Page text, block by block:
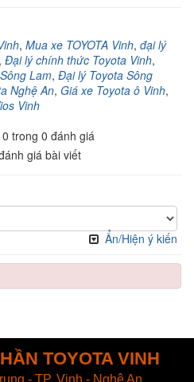
, Mua xe TOYOTA Vinh, đại lý
, Đại lý chính thức Toyota Vinh,
Lam, Đại lý Toyota Sông
Nghệ An, Giá xe Toyota ô Vinh,
Vinh
trong 0 đánh giá
giá bài viết
Ẩn/Hiện ý kiến
TOYOTA VINH
- TP. Vinh - Nghệ An